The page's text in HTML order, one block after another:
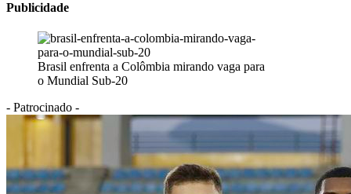
Publicidade
Brasil enfrenta a Colômbia mirando vaga para
o Mundial Sub-20
- Patrocinado -